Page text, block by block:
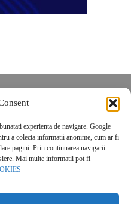
experienta de navigare. Google
a colecta informatii anonime, cum ar fi
pagini. Prin continuarea navigarii
Mai multe informatii pot fi